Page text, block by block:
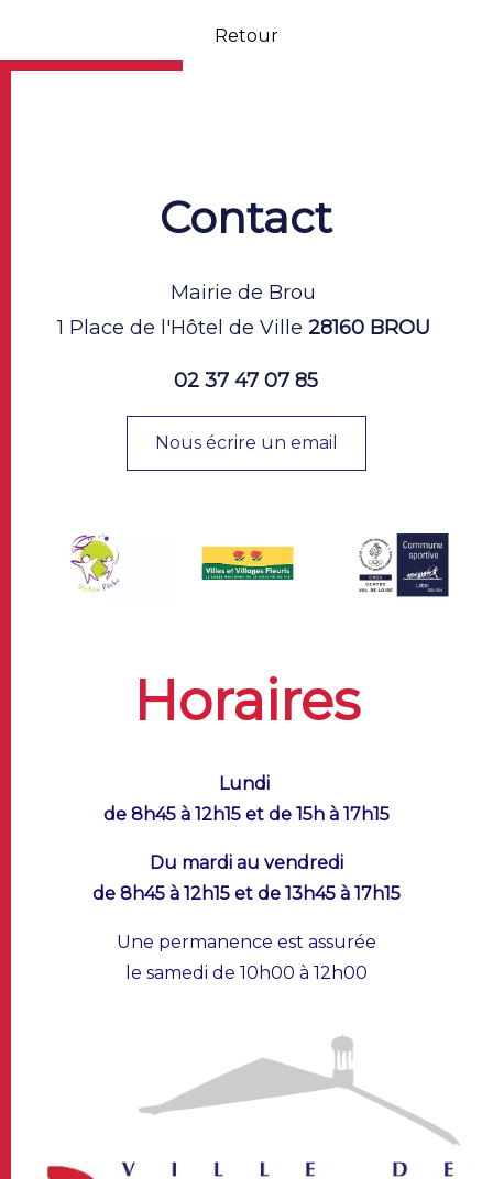
Retour
Contact
Mairie de Brou
1 Place de l'Hôtel de Ville 28160 BROU
02 37 47 07 85
Nous écrire un email
Horaires
Lundi
de 8h45 à 12h15 et de 15h à 17h15
Du mardi au vendredi
de 8h45 à 12h15 et de 13h45 à 17h15
Une permanence est assurée
le samedi de 10h00 à 12h00